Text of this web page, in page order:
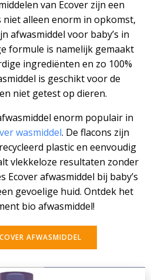
van Ecover zijn een
alleen enorm in opkomst,
afwasmiddel voor baby’s in
formule is namelijk gemaakt
ingrediënten en zo 100%
is geschikt voor de
niet getest op dieren.
enorm populair in
wasmiddel. De flacons zijn
plastic en eenvoudig
vlekkeloze resultaten zonder
Ecover afwasmiddel bij baby’s
gevoelige huid. Ontdek het
bio afwasmiddel!
AFWASMIDDEL